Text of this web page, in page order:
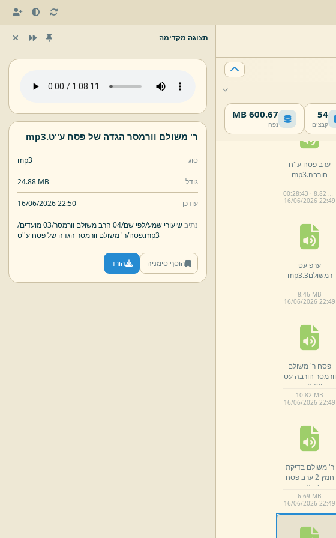
54
קבצים
600.67 MB
נפח
[המשך].
mp3
16/06/2026 22:48
ערב פסח ע''ח
חורבה.mp3
00:28:43 · 8.82 MB
16/06/2026 22:49
ערפ עט
רמשולם3.
mp3
8.46 MB
16/06/2026 22:49
פסח ר' משולם
וורמסר חורבה עט
(2)
mp3
10.82 MB
16/06/2026 22:49
ר' משולם בדיקת
חמץ 2 ערב פסח
ע'ט. mp3
6.69 MB
16/06/2026 22:49
תצוגה מקדימה
ר' משולם וורמסר הגדה של פסח ע''ט.mp3
סוג mp3
גודל 24.88 MB
עודכן 16/06/2026 22:50
נתיבשיעורי שמע/לפי שם/04 הרב משולם וורמסר/
03 מועדים/
פסח/ר' משולם וורמסר הגדה של פסח ע''ט.mp3
הוסף סימניה הורד